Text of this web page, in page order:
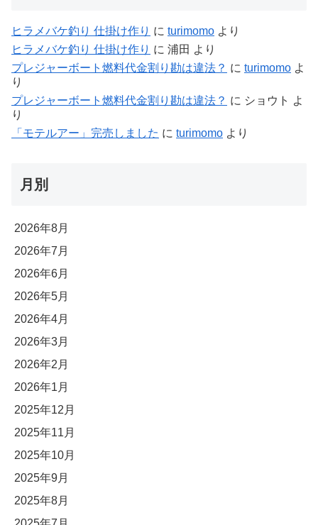
ヒラメバケ釣り 仕掛け作り に turimomo より
ヒラメバケ釣り 仕掛け作り に 浦田 より
プレジャーボート燃料代金割り勘は違法？ に turimomo よ
り
プレジャーボート燃料代金割り勘は違法？ に ショウト よ
り
「モテルアー」完売しました に turimomo より
月別
2026年8月
2026年7月
2026年6月
2026年5月
2026年4月
2026年3月
2026年2月
2026年1月
2025年12月
2025年11月
2025年10月
2025年9月
2025年8月